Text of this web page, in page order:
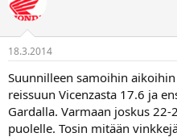
18.3.2014
Suunnilleen samoihin
reissuun Vicenzasta 17.6 ja
Gardalla. Varmaan joskus
puolelle. Tosin mitään